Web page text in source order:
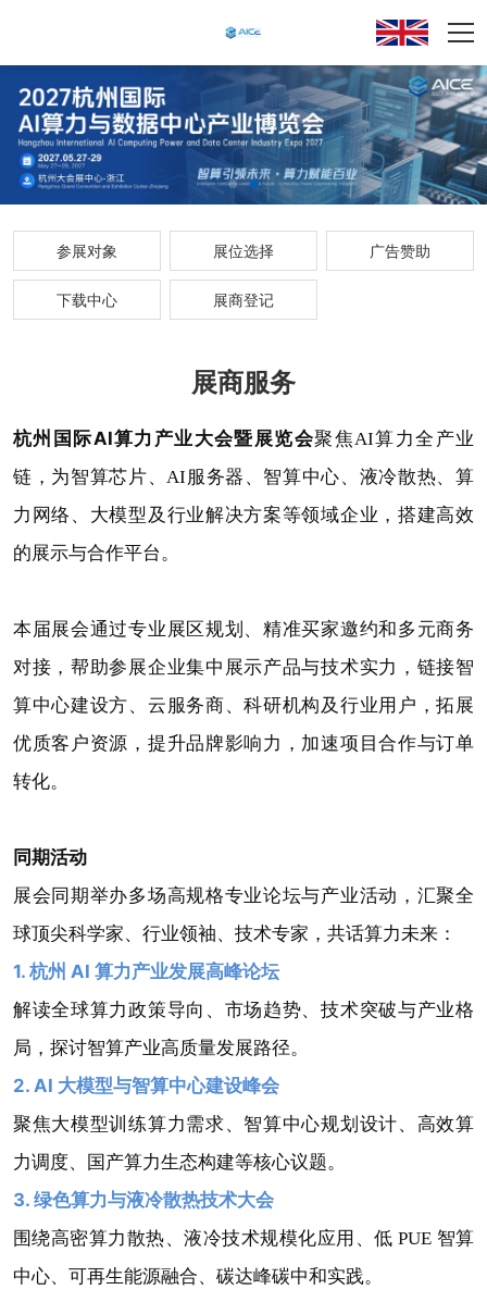
参展对象 展位选择 广告赞助
下载中心 展商登记
展商服务
杭州国际AI算力产业大会暨展览会聚焦AI算力全产业
链，为智算芯片、AI服务器、智算中心、液冷散热、算
力网络、大模型及行业解决方案等领域企业，搭建高效
的展示与合作平台。
本届展会通过专业展区规划、精准买家邀约和多元商务
对接，帮助参展企业集中展示产品与技术实力，链接智
算中心建设方、云服务商、科研机构及行业用户，拓展
优质客户资源，提升品牌影响力，加速项目合作与订单
转化。
同期活动
展会同期举办多场高规格专业论坛与产业活动，汇聚全
球顶尖科学家、行业领袖、技术专家，共话算力未来：
1. 杭州 AI 算力产业发展高峰论坛
解读全球算力政策导向、市场趋势、技术突破与产业格
局，探讨智算产业高质量发展路径。
2. AI 大模型与智算中心建设峰会
聚焦大模型训练算力需求、智算中心规划设计、高效算
力调度、国产算力生态构建等核心议题。
3. 绿色算力与液冷散热技术大会
围绕高密算力散热、液冷技术规模化应用、低 PUE 智算
中心、可再生能源融合、碳达峰碳中和实践。